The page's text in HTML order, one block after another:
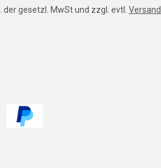
gesetzl. MwSt und zzgl. evtl. Versand